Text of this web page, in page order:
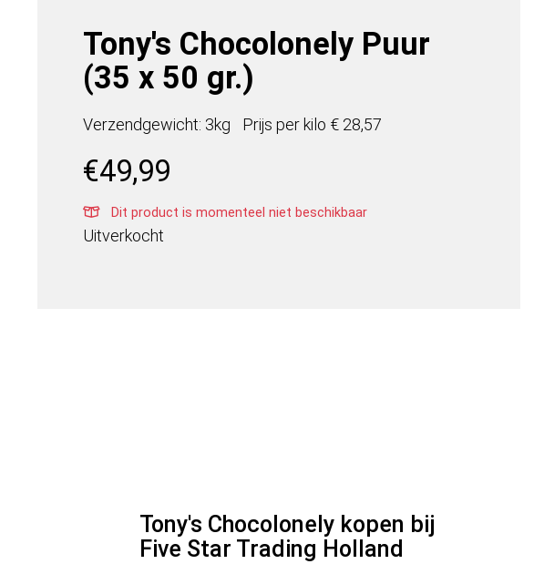
Tony's Chocolonely Puur
(35 x 50 gr.)
Verzendgewicht: 3kg Prijs per kilo € 28,57
€49,99
Dit product is momenteel niet beschikbaar
Uitverkocht
Tony's Chocolonely kopen bij
Five Star Trading Holland